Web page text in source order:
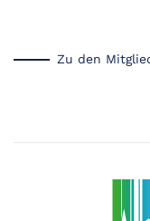
Zu den